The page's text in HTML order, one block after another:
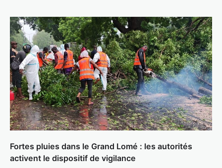
Fortes pluies dans le Grand Lomé : les autorités
activent le dispositif de vigilance